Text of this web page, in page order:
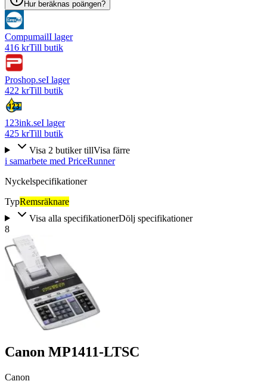
Hur beräknas poängen?
CompumailI lager
416 krTill butik
Proshop.seI lager
422 krTill butik
123ink.seI lager
425 krTill butik
Visa 2 butiker tillVisa färre
i samarbete med PriceRunner
Nyckelspecifikationer
TypRemsräknare
Visa alla specifikationerDölj specifikationer
8
Canon MP1411-LTSC
Canon